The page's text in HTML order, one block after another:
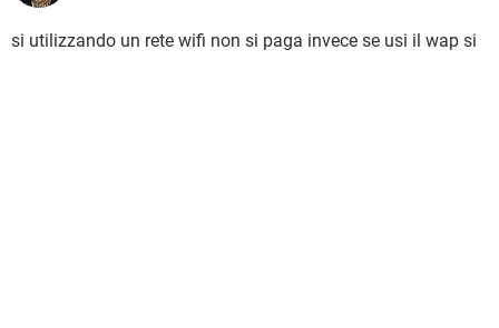
si utilizzando un rete wifi non si paga invece se usi il wap si